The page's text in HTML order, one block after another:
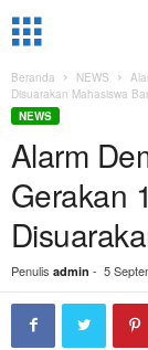
Beranda NEWS
Disuarakan Mahasiswa
NEWS
Alarm
Gerakan
Penulis admin - 5